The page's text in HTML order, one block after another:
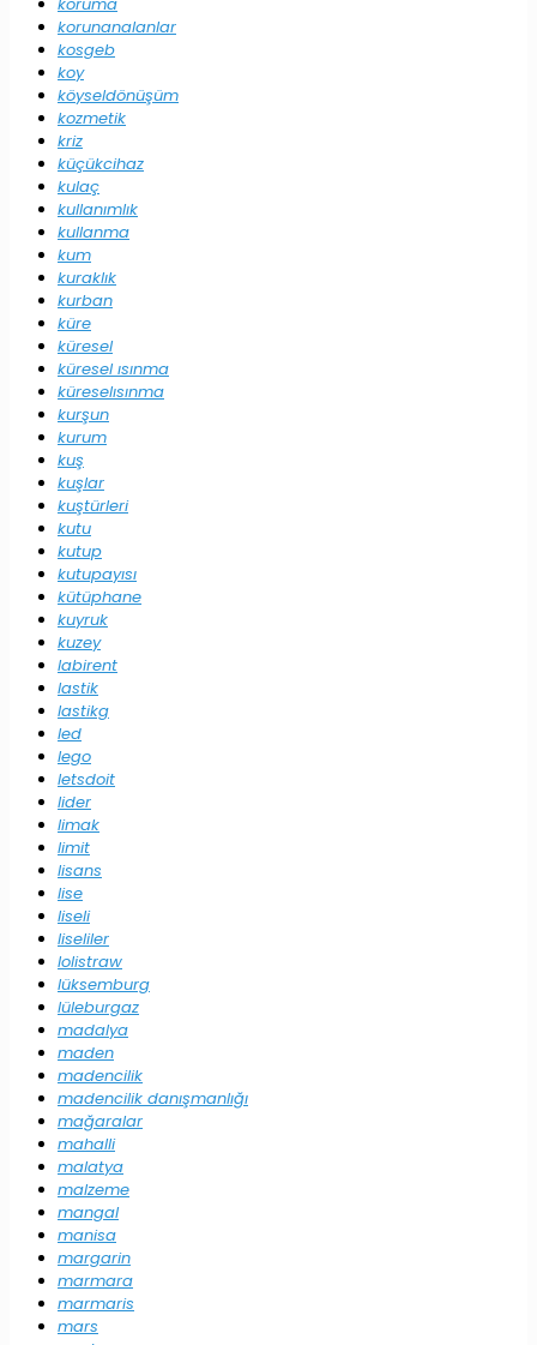
korunanalanlar
kosgeb
koy
köyseldönüşüm
kozmetik
kriz
küçükcihaz
kulaç
kullanımlık
kullanma
kum
kuraklık
kurban
küre
küresel
küresel ısınma
küreselısınma
kurşun
kurum
kuş
kuşlar
kuştürleri
kutu
kutup
kutupayısı
kütüphane
kuyruk
kuzey
labirent
lastik
lastikg
led
lego
letsdoit
lider
limak
limit
lisans
lise
liseli
liseliler
lolistraw
lüksemburg
lüleburgaz
madalya
maden
madencilik
madencilik danışmanlığı
mağaralar
mahalli
malatya
malzeme
mangal
manisa
margarin
marmara
marmaris
mars